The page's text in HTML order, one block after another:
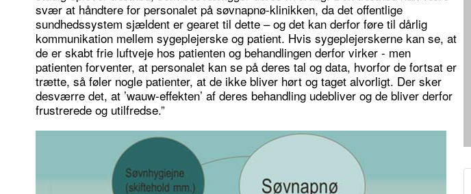
svær at håndtere for personalet på søvnapnø-klinikken, da det offentlige
sundhedssystem sjældent er gearet til dette – og det kan derfor føre til dårlig
kommunikation mellem sygeplejerske og patient. Hvis sygeplejerskerne kan se, at
de er skabt frie luftveje hos patienten og behandlingen derfor virker - men
patienten forventer, at personalet kan se på deres tal og data, hvorfor de fortsat er
trætte, så føler nogle patienter, at de ikke bliver hørt og taget alvorligt. Der sker
desværre det, at ’wauw-effekten’ af deres behandling udebliver og de bliver derfor
frustrerede og utilfredse.”